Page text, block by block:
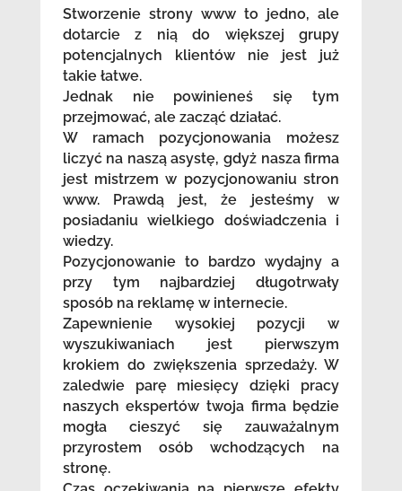
Stworzenie strony www to jedno, ale
dotarcie z nią do większej grupy
potencjalnych klientów nie jest już
takie łatwe.
Jednak nie powinieneś się tym
przejmować, ale zacząć działać.
W ramach pozycjonowania możesz
liczyć na naszą asystę, gdyż nasza firma
jest mistrzem w pozycjonowaniu stron
www. Prawdą jest, że jesteśmy w
posiadaniu wielkiego doświadczenia i
wiedzy.
Pozycjonowanie to bardzo wydajny a
przy tym najbardziej długotrwały
sposób na reklamę w internecie.
Zapewnienie wysokiej pozycji w
wyszukiwaniach jest pierwszym
krokiem do zwiększenia sprzedaży. W
zaledwie parę miesięcy dzięki pracy
naszych ekspertów twoja firma będzie
mogła cieszyć się zauważalnym
przyrostem osób wchodzących na
stronę.